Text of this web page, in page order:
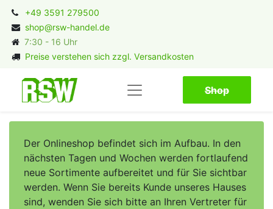
+49 3591 279500
shop@rsw-handel.de
7:30 - 16 Uhr
Preise verstehen sich zzgl. Versandkosten
Shop​​​​
Der Onlineshop befindet sich im Aufbau. In den
nächsten Tagen und Wochen werden fortlaufend
neue Sortimente aufbereitet und für Sie sichtbar
werden. Wenn Sie bereits Kunde unseres Hauses
sind, wenden Sie sich bitte an Ihren Vertreter für